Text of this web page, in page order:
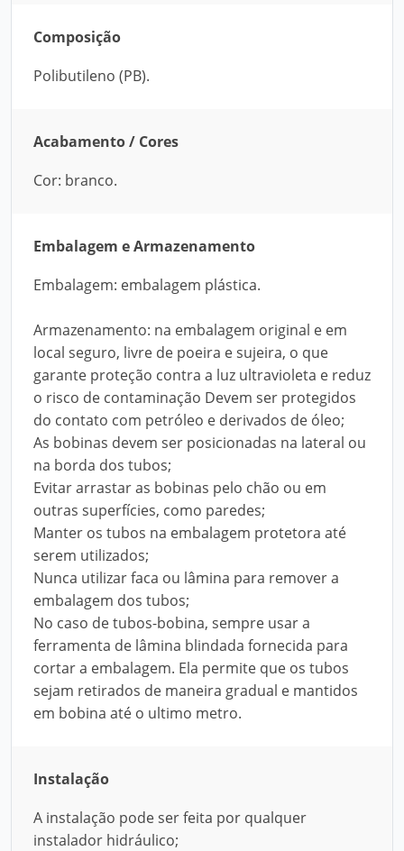
Composição
Polibutileno (PB).
Acabamento / Cores
Cor: branco.
Embalagem e Armazenamento
Embalagem: embalagem plástica.
Armazenamento: na embalagem original e em
local seguro, livre de poeira e sujeira, o que
garante proteção contra a luz ultravioleta e reduz
o risco de contaminação Devem ser protegidos
do contato com petróleo e derivados de óleo;
As bobinas devem ser posicionadas na lateral ou
na borda dos tubos;
Evitar arrastar as bobinas pelo chão ou em
outras superfícies, como paredes;
Manter os tubos na embalagem protetora até
serem utilizados;
Nunca utilizar faca ou lâmina para remover a
embalagem dos tubos;
No caso de tubos-bobina, sempre usar a
ferramenta de lâmina blindada fornecida para
cortar a embalagem. Ela permite que os tubos
sejam retirados de maneira gradual e mantidos
em bobina até o ultimo metro.
Instalação
A instalação pode ser feita por qualquer
instalador hidráulico;